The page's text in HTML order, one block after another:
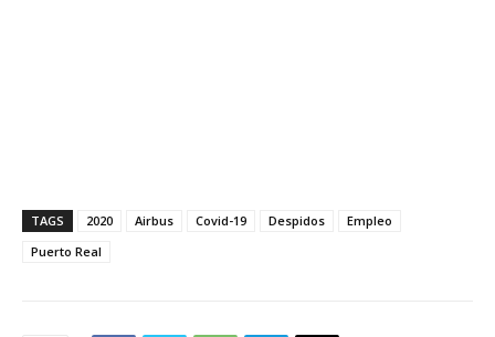
TAGS 2020 Airbus Covid-19 Despidos
Empleo
Puerto Real